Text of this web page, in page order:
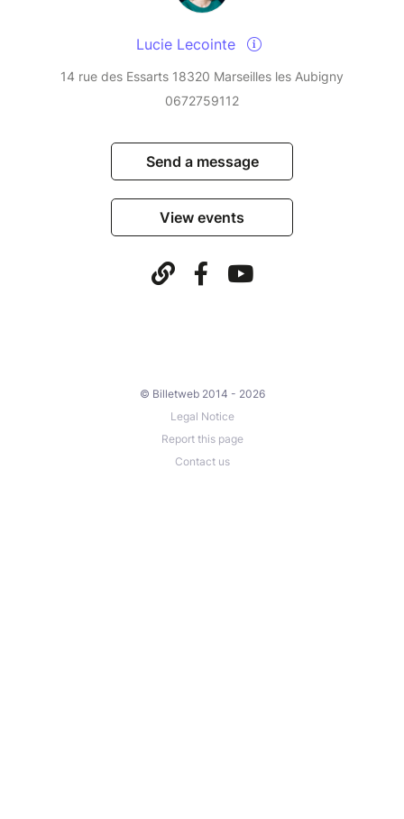
Lucie Lecointe
14 rue des Essarts 18320 Marseilles les Aubigny
0672759112
Send a message
View events
© Billetweb 2014 - 2026
Legal Notice
Report this page
Contact us